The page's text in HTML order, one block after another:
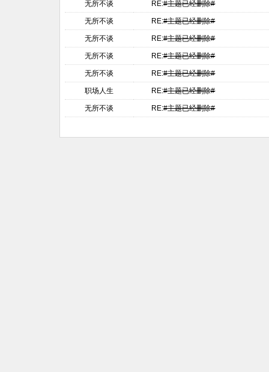
无所不谈 RE:#主题已经删除#
无所不谈 RE:#主题已经删除#
无所不谈 RE:#主题已经删除#
无所不谈 RE:#主题已经删除#
无所不谈 RE:#主题已经删除#
职场人生 RE:#主题已经删除#
无所不谈 RE:#主题已经删除#